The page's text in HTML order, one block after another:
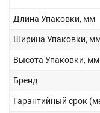
Длина Упаковки, мм
Ширина Упаковки,
Высота Упаковки, мм
Бренд
Гарантийный срок